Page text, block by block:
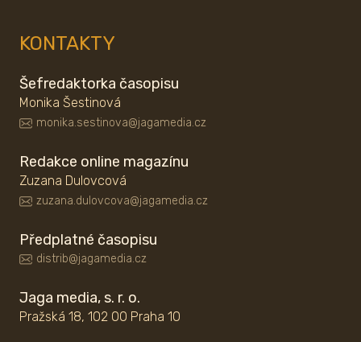
KONTAKTY
Šefredaktorka časopisu
Monika Šestinová
monika.sestinova@jagamedia.cz
Redakce online magazínu
Zuzana Dulovcová
zuzana.dulovcova@jagamedia.cz
Předplatné časopisu
distrib@jagamedia.cz
Jaga media, s. r. o.
Pražská 18, 102 00 Praha 10